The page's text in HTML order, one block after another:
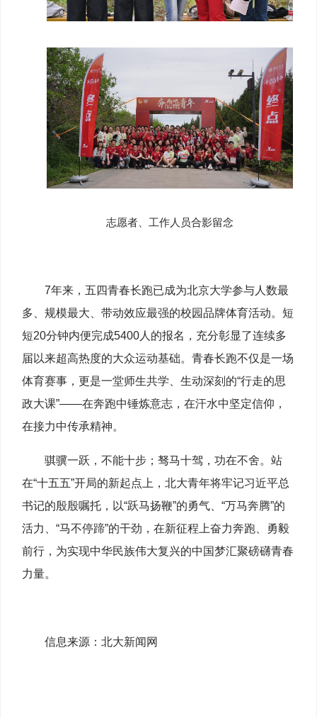
志愿者、工作人员合影留念
7年来，五四青春长跑已成为北京大学参与人数最
多、规模最大、带动效应最强的校园品牌体育活动。短
短20分钟内便完成5400人的报名，充分彰显了连续多
届以来超高热度的大众运动基础。青春长跑不仅是一场
体育赛事，更是一堂师生共学、生动深刻的“行走的思
政大课”——在奔跑中锤炼意志，在汗水中坚定信仰，
在接力中传承精神。
骐骥一跃，不能十步；驽马十驾，功在不舍。站
在“十五五”开局的新起点上，北大青年将牢记习近平总
书记的殷殷嘱托，以“跃马扬鞭”的勇气、“万马奔腾”的
活力、“马不停蹄”的干劲，在新征程上奋力奔跑、勇毅
前行，为实现中华民族伟大复兴的中国梦汇聚磅礴青春
力量。
信息来源：北大新闻网